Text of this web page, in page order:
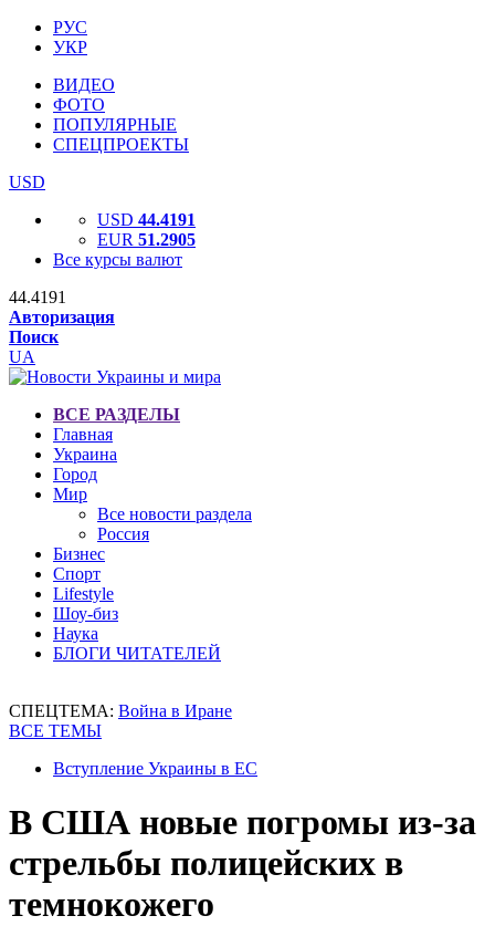
РУС
УКР
ВИДЕО
ФОТО
ПОПУЛЯРНЫЕ
СПЕЦПРОЕКТЫ
USD
USD 44.4191
EUR 51.2905
Все курсы валют
44.4191
Авторизация
Поиск
UA
ВСЕ РАЗДЕЛЫ
Главная
Украина
Город
Мир
Все новости раздела
Россия
Бизнес
Спорт
Lifestyle
Шоу-биз
Наука
БЛОГИ ЧИТАТЕЛЕЙ
СПЕЦТЕМА: Война в Иране
ВСЕ ТЕМЫ
Вступление Украины в ЕС
В США новые погромы из-за
стрельбы полицейских в
темнокожего